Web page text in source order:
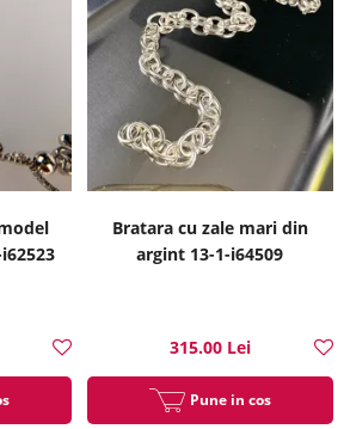
Bratara cu zale mari din
argint 13-1-i64509
315.00 Lei
Pune in cos